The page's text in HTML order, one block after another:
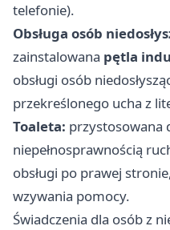
telefonie).
Obsługa osób
zainstalowana pętla
obsługi osób
przekreślonego ucha z
Toaleta: przystosowana
niepełnosprawnością
obsługi po prawej
wzywania pomocy.
Świadczenia dla osób z